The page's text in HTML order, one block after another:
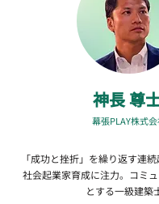
神長 尊
幕張PLAY株式
「成功と挫折」を繰り返す連
社会起業家育成に注力。コミ
とする一級建築